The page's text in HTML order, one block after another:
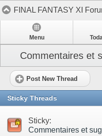
FINAL FANTASY XI
Menu
Post New Thread
Sticky Threads
Sticky:
Commentaires et